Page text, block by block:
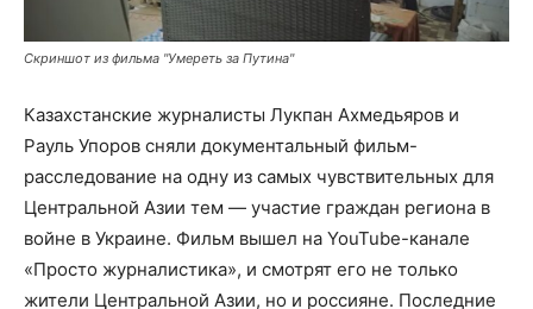
Скриншот из фильма "Умереть за Путина"
Казахстанские журналисты Лукпан Ахмедьяров и
Рауль Упоров сняли документальный фильм-
расследование на одну из самых чувствительных для
Центральной Азии тем — участие граждан региона в
войне в Украине. Фильм вышел на YouTube-канале
«Просто журналистика», и смотрят его не только
жители Центральной Азии, но и россияне. Последние